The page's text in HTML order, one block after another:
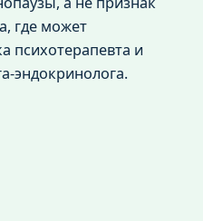
где может
психотерапевта и